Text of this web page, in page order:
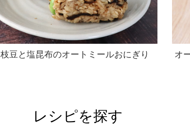
枝豆と塩昆布のオートミールおにぎり オ
レシピを探す